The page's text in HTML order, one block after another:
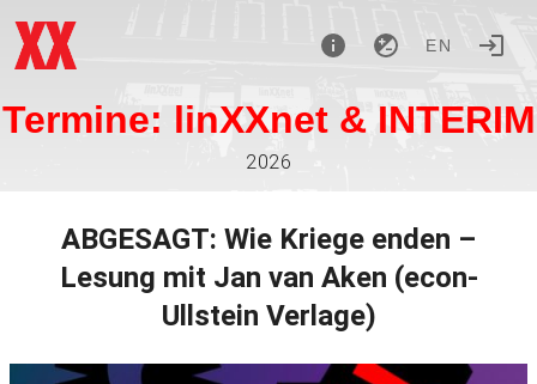
EN
Termine: linXXnet & INTERIM
2026
ABGESAGT: Wie Kriege enden –
Lesung mit Jan van Aken (econ-
Ullstein Verlage)